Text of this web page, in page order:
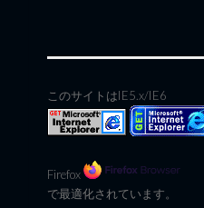
このサイトはIE5.x/IE6
Firefox
で最適化されています。